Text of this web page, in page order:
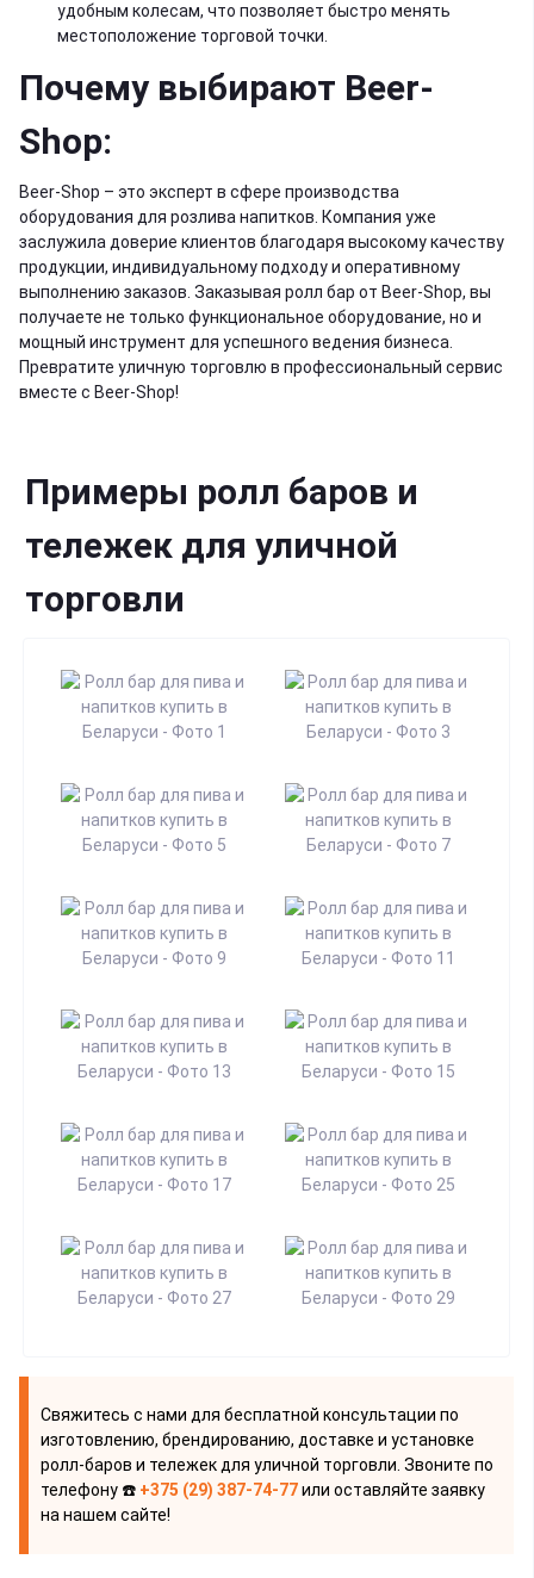
удобным колесам, что позволяет быстро менять
местоположение торговой точки.
Почему выбирают Beer-
Shop:
Beer-Shop – это эксперт в сфере производства
оборудования для розлива напитков. Компания уже
заслужила доверие клиентов благодаря высокому качеству
продукции, индивидуальному подходу и оперативному
выполнению заказов. Заказывая ролл бар от Beer-Shop, вы
получаете не только функциональное оборудование, но и
мощный инструмент для успешного ведения бизнеса.
Превратите уличную торговлю в профессиональный сервис
вместе с Beer-Shop!
Примеры ролл баров и
тележек для уличной
торговли
Свяжитесь с нами для бесплатной консультации по
изготовлению, брендированию, доставке и установке
ролл-баров и тележек для уличной торговли. Звоните по
телефону ☎️ +375 (29) 387-74-77или оставляйте заявку
на нашем сайте!